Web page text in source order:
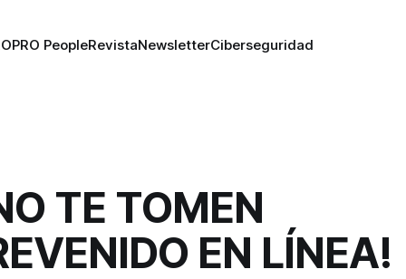
PRO PeopleRevistaNewsletterCiberseguridad
TE TOMEN
EN LÍNEA!